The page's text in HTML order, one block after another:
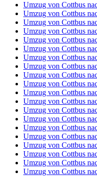
Umzug von Cottbus
Umzug von Cottbus
Umzug von Cottbus
Umzug von Cottbus
Umzug von Cottbus
Umzug von Cottbus
Umzug von Cottbus
Umzug von Cottbus
Umzug von Cottbus
Umzug von Cottbus
Umzug von Cottbus
Umzug von Cottbus
Umzug von Cottbus
Umzug von Cottbus
Umzug von Cottbus
Umzug von Cottbus
Umzug von Cottbus
Umzug von Cottbus
Umzug von Cottbus
Umzug von Cottbus